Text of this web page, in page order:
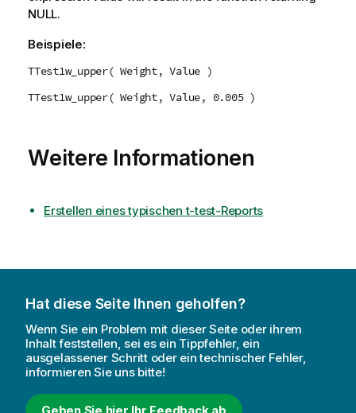
NULL.
Beispiele:
TTest1w_upper( Weight, Value )
TTest1w_upper( Weight, Value, 0.005 )
Weitere Informationen
Erstellen eines typischen t-test-Reports
Hat diese Seite Ihnen geholfen?
Wenn Sie ein Problem mit dieser Seite oder ihrem
Inhalt feststellen, sei es ein Tippfehler, ein
ausgelassener Schritt oder ein technischer Fehler,
informieren Sie uns bitte!